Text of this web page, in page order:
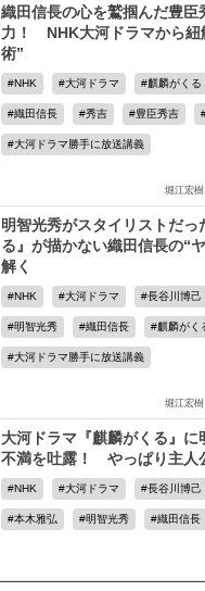
織田信長の心を鷲掴んだ豊臣
力！ NHK大河ドラマから紐
術”
NHK 大河ドラマ 麒麟がくる
織田信長 秀吉 豊臣秀吉
大河ドラマ勝手に放送講義
堀江宏樹
明智光秀がスタイリストだっ
る』が描かない織田信長の“
解く
NHK 大河ドラマ 長谷川博己
明智光秀 織田信長 麒麟がく
大河ドラマ勝手に放送講義
堀江宏樹
大河ドラマ『麒麟がくる』に
不満を吐露！ やっぱり主人
NHK 大河ドラマ 長谷川博己
本木雅弘 明智光秀 織田信長